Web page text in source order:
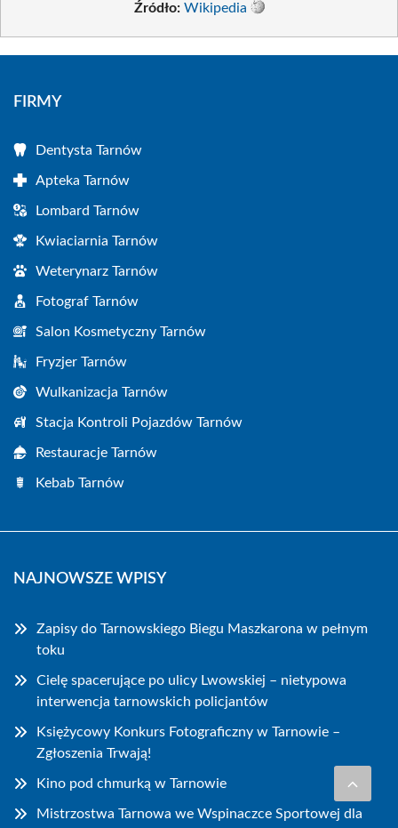
Źródło: Wikipedia
FIRMY
Dentysta Tarnów
Apteka Tarnów
Lombard Tarnów
Kwiaciarnia Tarnów
Weterynarz Tarnów
Fotograf Tarnów
Salon Kosmetyczny Tarnów
Fryzjer Tarnów
Wulkanizacja Tarnów
Stacja Kontroli Pojazdów Tarnów
Restauracje Tarnów
Kebab Tarnów
NAJNOWSZE WPISY
Zapisy do Tarnowskiego Biegu Maszkarona w pełnym
toku
Cielę spacerujące po ulicy Lwowskiej – nietypowa
interwencja tarnowskich policjantów
Księżycowy Konkurs Fotograficzny w Tarnowie –
Zgłoszenia Trwają!
Kino pod chmurką w Tarnowie
Mistrzostwa Tarnowa we Wspinaczce Sportowej dla